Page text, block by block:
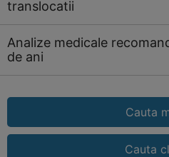
translocatii
Analize medicale
de ani
Cauta
Cauta